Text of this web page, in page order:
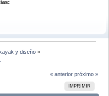
y diseño»
« anterior próximo »
IMPRIMIR